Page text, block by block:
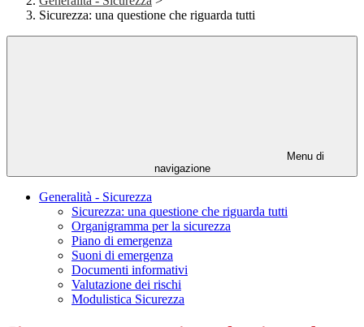
Sicurezza: una questione che riguarda tutti
Menu di
navigazione
Generalità - Sicurezza
Sicurezza: una questione che riguarda tutti
Organigramma per la sicurezza
Piano di emergenza
Suoni di emergenza
Documenti informativi
Valutazione dei rischi
Modulistica Sicurezza